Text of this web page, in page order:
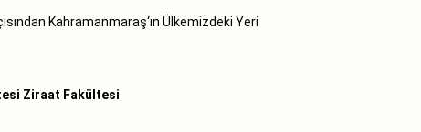
Kahramanmaraş‘ın Ülkemizdeki Yeri
Ziraat Fakültesi